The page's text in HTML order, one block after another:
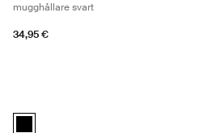
mugghållare svart
34,95 €
(selected)
Thule Sleek adapter kit Svart (selected)